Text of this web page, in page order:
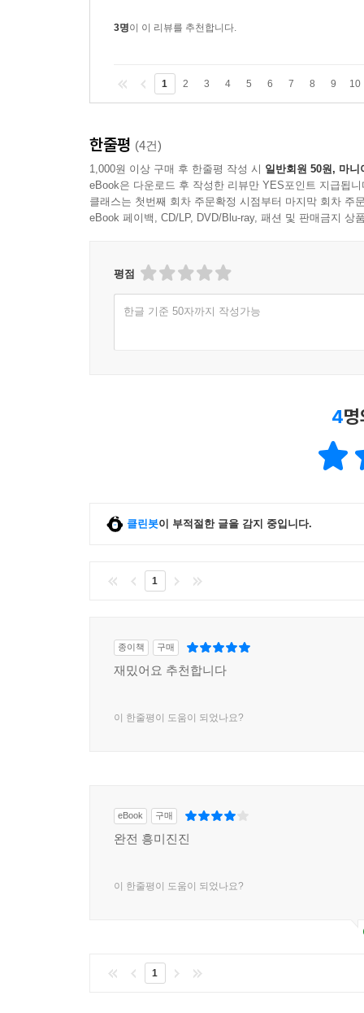
유례를 찾을 수 없는 문학적 ‘사건’이다.
밀레니엄 시리즈는 ‘위대한’ 사회소설이다.
- 《라 레푸블리카》, 이탈리아
스티그 라르손의 문체는 명료하고 기능적이며, 플
3명이 이 리뷰를 추천합니다.
1 2 3 4 5 6 7 8 9 10
한줄평 (4건)
1,000원 이상 구매 후 한줄평 작성 시 일반회원 50원, 마니
eBook은 다운로드 후 작성한 리뷰만 YES포인트 지급됩니
클래스는 첫번째 회차 주문확정 시점부터 마지막 회차 주
eBook 페이백, CD/LP, DVD/Blu-ray, 패션 및 판매금지 상
평점
한글 기준 50자까지 작성가능
4
클린봇이 부적절한 글을 감지 중입니다.
1
종이책 구매
재밌어요 추천합니다
이 한줄평이 도움이 되었나요?
eBook 구매
완전 흥미진진
이 한줄평이 도움이 되었나요?
1